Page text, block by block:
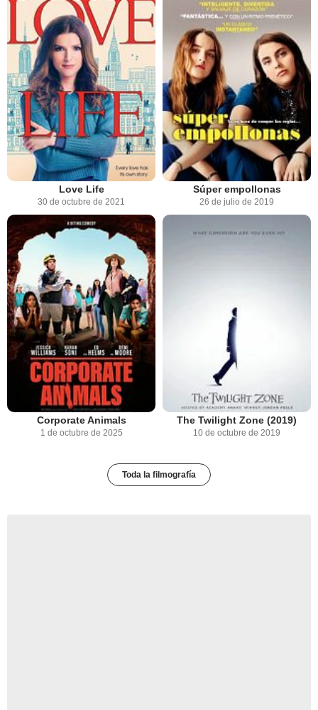
Love Life
30 de octubre de 2021
Súper empollonas
26 de julio de 2019
Corporate Animals
1 de octubre de 2025
The Twilight Zone (2019)
10 de octubre de 2019
Toda la filmografía